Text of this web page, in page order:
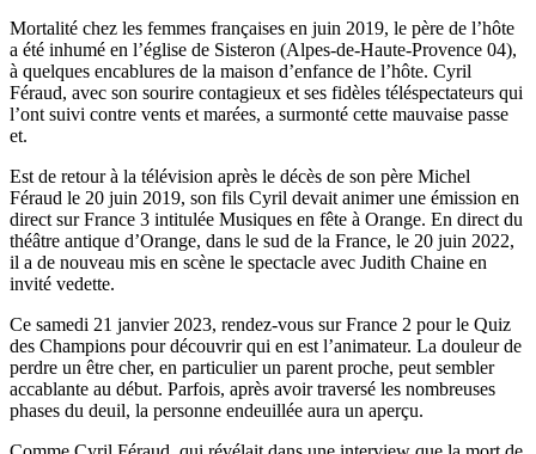
Mortalité chez les femmes françaises en juin 2019, le père de l’hôte
a été inhumé en l’église de Sisteron (Alpes-de-Haute-Provence 04),
à quelques encablures de la maison d’enfance de l’hôte. Cyril
Féraud, avec son sourire contagieux et ses fidèles téléspectateurs qui
l’ont suivi contre vents et marées, a surmonté cette mauvaise passe
et.
Est de retour à la télévision après le décès de son père Michel
Féraud le 20 juin 2019, son fils Cyril devait animer une émission en
direct sur France 3 intitulée Musiques en fête à Orange. En direct du
théâtre antique d’Orange, dans le sud de la France, le 20 juin 2022,
il a de nouveau mis en scène le spectacle avec Judith Chaine en
invité vedette.
Ce samedi 21 janvier 2023, rendez-vous sur France 2 pour le Quiz
des Champions pour découvrir qui en est l’animateur. La douleur de
perdre un être cher, en particulier un parent proche, peut sembler
accablante au début. Parfois, après avoir traversé les nombreuses
phases du deuil, la personne endeuillée aura un aperçu.